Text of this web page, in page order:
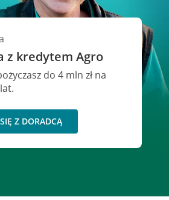
z kredytem Agro
do 4 mln zł na
Z DORADCĄ